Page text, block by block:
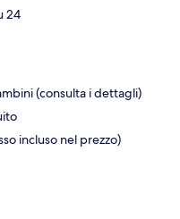
24
(consulta i dettagli)
incluso nel prezzo)